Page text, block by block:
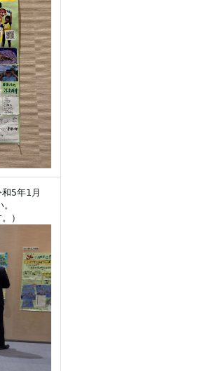
5年1月
）